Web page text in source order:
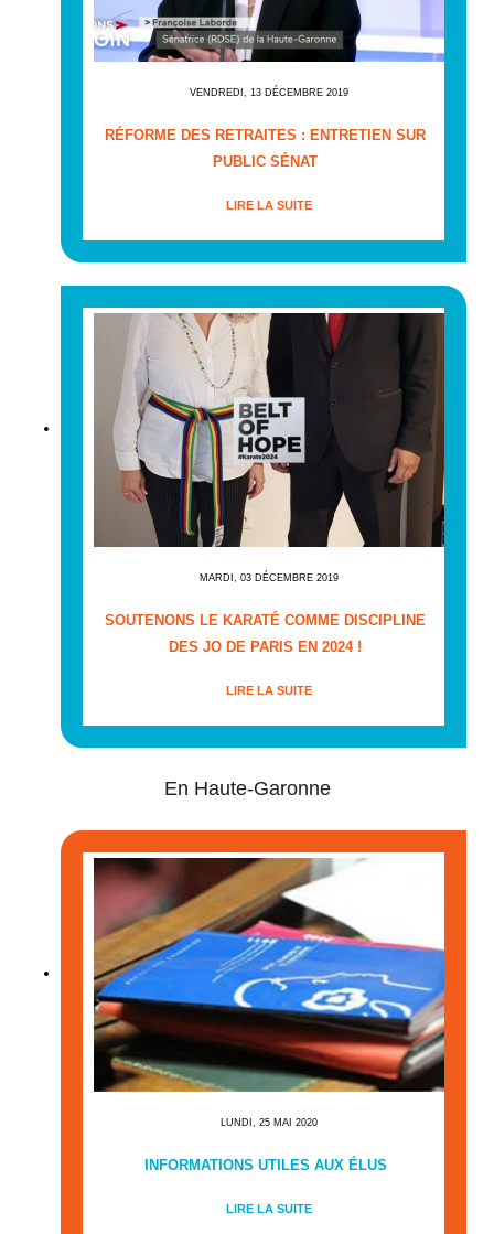
VENDREDI, 13 DÉCEMBRE 2019
RÉFORME DES RETRAITES : ENTRETIEN SUR
PUBLIC SÉNAT
LIRE LA SUITE
MARDI, 03 DÉCEMBRE 2019
SOUTENONS LE KARATÉ COMME DISCIPLINE
DES JO DE PARIS EN 2024 !
LIRE LA SUITE
En Haute-Garonne
LUNDI, 25 MAI 2020
INFORMATIONS UTILES AUX ÉLUS
LIRE LA SUITE